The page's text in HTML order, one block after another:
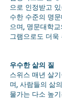
으로 인정받고
수한 수준의 명
으며, 명문대학
그램으로도 더욱
우수한 삶의 질
스위스 매년 살
며, 사람들의 삶
물가는 다소 높